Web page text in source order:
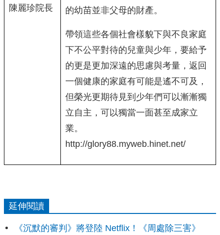
陳麗珍院長
的幼苗並非父母的財產。
帶領這些各個社會樣貌下與不良家庭
下不公平對待的兒童與少年，要給予
的更是更加深遠的思慮與考量，返回
一個健康的家庭有可能是遙不可及，
但榮光更期待見到少年們可以漸漸獨
立自主，可以獨當一面甚至成家立
業。
http://glory88.myweb.hinet.net/
延伸閱讀
《沉默的審判》將登陸 Netflix！《周處除三害》